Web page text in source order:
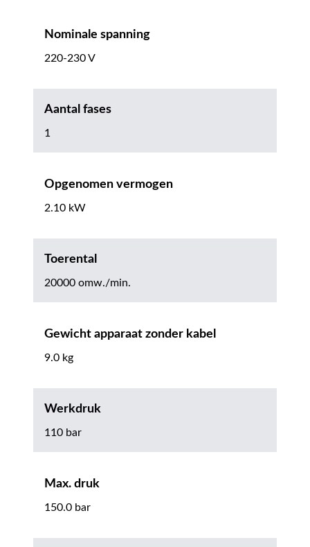
Nominale spanning
220-230 V
Aantal fases
1
Opgenomen vermogen
2.10 kW
Toerental
20000 omw./min.
Gewicht apparaat zonder kabel
9.0 kg
Werkdruk
110 bar
Max. druk
150.0 bar